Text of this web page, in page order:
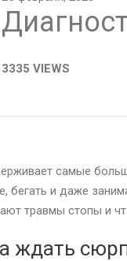
3335 VIEWS
самые
бегать и даже
травмы стопы и
ждать